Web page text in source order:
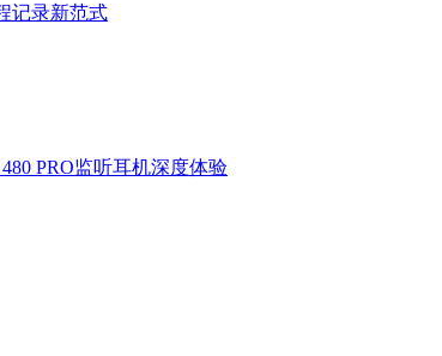
记录新范式
PRO监听耳机深度体验